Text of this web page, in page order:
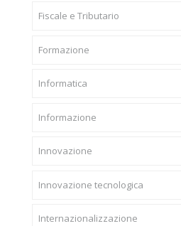
Fiscale e Tributario
Formazione
Informatica
Informazione
Innovazione
Innovazione tecnologica
Internazionalizzazione